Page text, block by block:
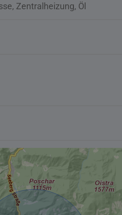
Zentralheizung Öl